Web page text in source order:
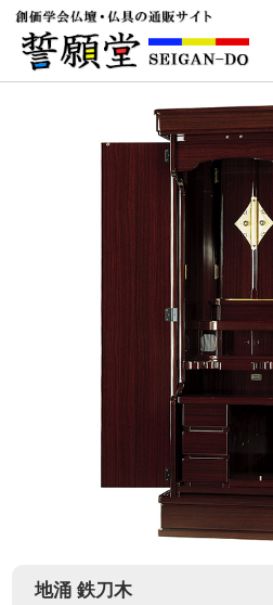
地涌 鉄刀木